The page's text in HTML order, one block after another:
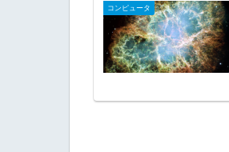
コンピュータ